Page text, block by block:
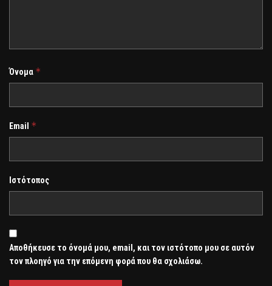
Όνομα *
Email *
Ιστότοπος
Αποθήκευσε το όνομά μου, email, και τον ιστότοπο μου σε αυτόν
τον πλοηγό για την επόμενη φορά που θα σχολιάσω.